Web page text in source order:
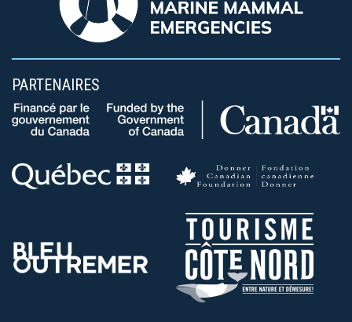
PARTENAIRES